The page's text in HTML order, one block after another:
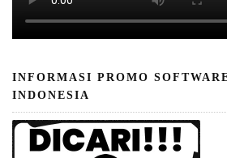
INFORMASI PROMO
INDONESIA